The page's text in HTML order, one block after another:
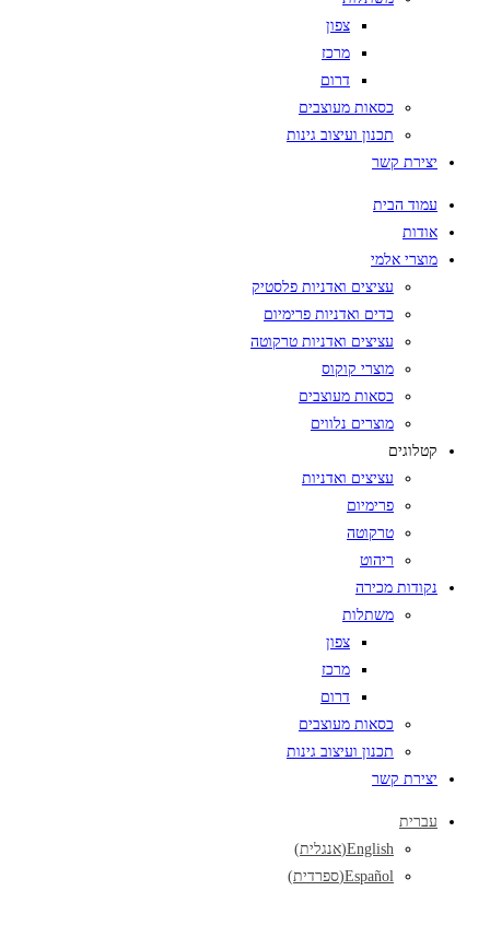
צפון
מרכז
דרום
כסאות מעוצבים
תכנון ועיצוב גינות
יצירת קשר
עמוד הבית
אודות
מוצרי אלמי
עציצים ואדניות פלסטיק
כדים ואדניות פרימיום
עציצים ואדניות טרקוטה
מוצרי קוקוס
כסאות מעוצבים
מוצרים נלווים
קטלוגים
עציצים ואדניות
פרימיום
טרקוטה
ריהוט
נקודות מכירה
משתלות
צפון
מרכז
דרום
כסאות מעוצבים
תכנון ועיצוב גינות
יצירת קשר
עברית
English
(אנגלית)
Español
(ספרדית)